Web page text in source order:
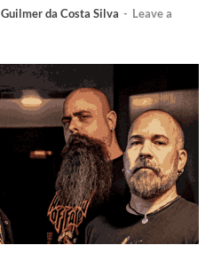
Guilmer da Costa Silva - Leave a